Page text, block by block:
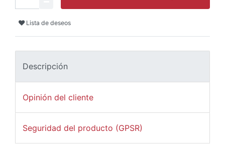
Lista de deseos
Descripción
Opinión del cliente
Seguridad del producto (GPSR)